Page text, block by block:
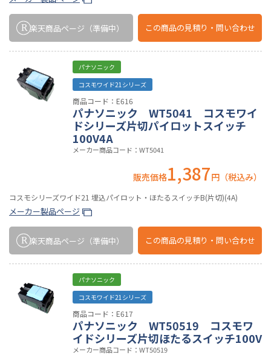
楽天商品ページ （準備中） この商品の見積り・問い合わせ
パナソニック
コスモワイド21シリーズ
商品コード：E616
パナソニック WT5041 コスモワイ
ドシリーズ片切パイロットスイッチ
100V4A
メーカー商品コード：WT5041
販売価格1,387円（税込み）
コスモシリーズワイド21 埋込パイロット・ほたるスイッチB(片切)(4A)
メーカー製品ページ
楽天商品ページ （準備中） この商品の見積り・問い合わせ
パナソニック
コスモワイド21シリーズ
商品コード：E617
パナソニック WT50519 コスモワ
イドシリーズ片切ほたるスイッチ100V
メーカー商品コード：WT50519